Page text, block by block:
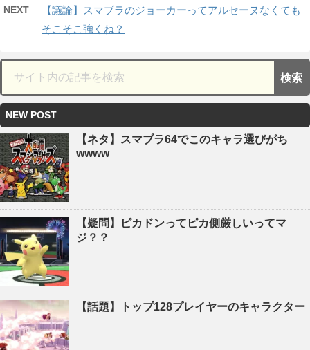
NEXT
【議論】スマブラのジョーカーってアルセーヌなくても
そこそこ強くね？
NEW POST
【ネタ】スマブラ64でこのキャラ選びがち
wwww
【疑問】ピカドンってピカ側厳しいってマ
ジ？？
【話題】トップ128プレイヤーのキャラクター